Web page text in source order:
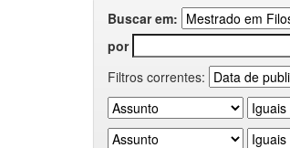
Buscar em:
por
Filtros correntes: